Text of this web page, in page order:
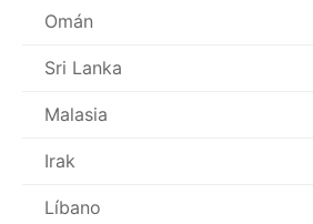
Omán
Sri Lanka
Malasia
Irak
Líbano